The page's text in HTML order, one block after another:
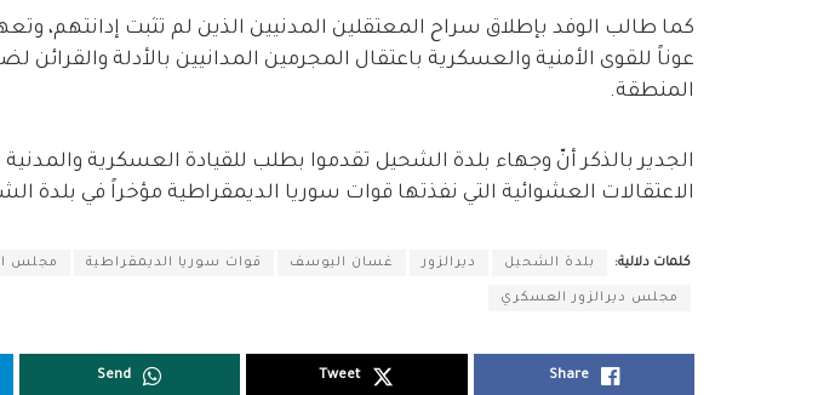
كما طالب الوفد بإطلاق سراح المعتقلين المدنيين الذين لم تثبت إدانتهم،
عوناً للقوى الأمنية والعسكرية باعتقال المجرمين المدانيين بالأدلة والقرائن
المنطقة.
الجدير بالذكر أنّ وجهاء بلدة الشحيل تقدموا بطلب للقيادة العسكرية والمدنية
الاعتقالات العشوائية التي نفذتها قوات سوريا الديمقراطية مؤخراً في بلدة
كلمات دلالية: بلدة الشحيل ديرالزور غسان اليوسف قوات سوريا الديمقراطية مجلس
مجلس ديرالزور العسكري
Share
Tweet
Send